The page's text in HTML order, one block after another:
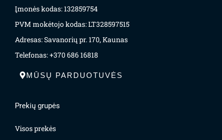
Įmonės kodas: 132859754
PVM mokėtojo kodas: LT328597515
Adresas: Savanorių pr. 170, Kaunas
Telefonas: +370 686 16818
MŪSŲ PARDUOTUVĖS
Prekių grupės
Visos prekės